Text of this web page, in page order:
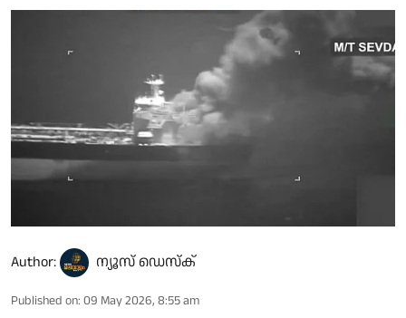
Author: ന്യൂസ് ഡെസ്ക്
Published on: 09 May 2026, 8:55 am